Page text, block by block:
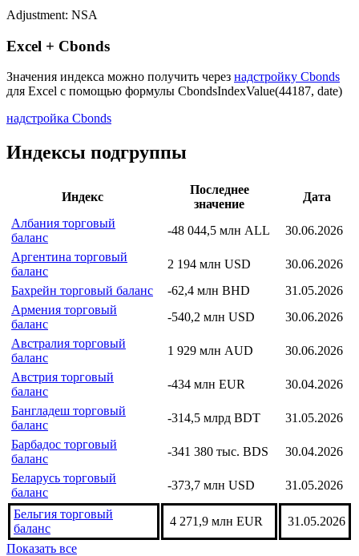
Рассчитывающая Организация:
Adjustment: NSA
Excel + Cbonds
для Excel с помощью формулы
Индексы подгруппы
Индекс
значение
Албания торговый
баланс
-48 044,5 млн ALL
30.06.2026
Аргентина торговый
баланс
2 194 млн USD
30.06.2026
Бахрейн торговый баланс
-62,4 млн BHD
31.05.2026
Армения торговый
баланс
Австралия торговый
баланс
Австрия торговый
баланс
Бангладеш торговый
баланс
Барбадос торговый
баланс
-341 380 тыс. BDS
30.04.2026
Беларусь торговый
баланс
-373,7 млн USD 31.05.2026